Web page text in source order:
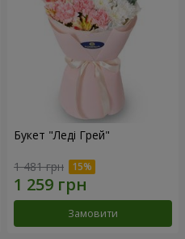
Букет "Леді Грей"
1 481 грн
Замовити